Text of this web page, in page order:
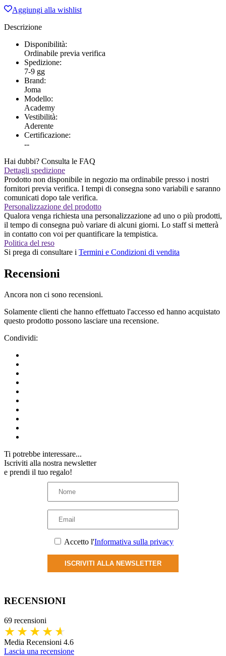
BRAMA
ACADEMY
VIOLA
Aggiungi alla wishlist
Descrizione
Disponibilità:
Ordinabile previa verifica
Spedizione:
7-9 gg
Brand:
Joma
Modello:
Academy
Vestibilità:
Aderente
Certificazione:
--
Hai dubbi? Consulta le FAQ
Dettagli spedizione
Prodotto non disponibile in negozio ma ordinabile presso i nostri
fornitori previa verifica. I tempi di consegna sono variabili e saranno
comunicati dopo tale verifica.
Personalizzazione del prodotto
Qualora venga richiesta una personalizzazione ad uno o più prodotti,
il tempo di consegna può variare di alcuni giorni. Lo staff si metterà
in contatto con voi per quantificare la tempistica.
Politica del reso
Si prega di consultare i Termini e Condizioni di vendita
Recensioni
Ancora non ci sono recensioni.
Solamente clienti che hanno effettuato l'accesso ed hanno acquistato
questo prodotto possono lasciare una recensione.
Condividi:
Ti potrebbe interessare...
Iscriviti alla nostra newsletter
e prendi il tuo regalo!
Accetto l'Informativa sulla privacy
ISCRIVITI ALLA NEWSLETTER
RECENSIONI
69 recensioni
Media Recensioni 4.6
Lascia una recensione